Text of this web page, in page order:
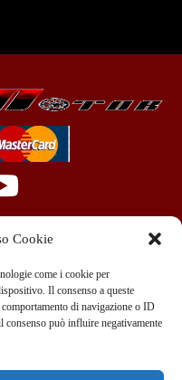
Cookie
come i cookie per
Il consenso a queste
di navigazione o ID
può influire negativamente
info@teammotor.it